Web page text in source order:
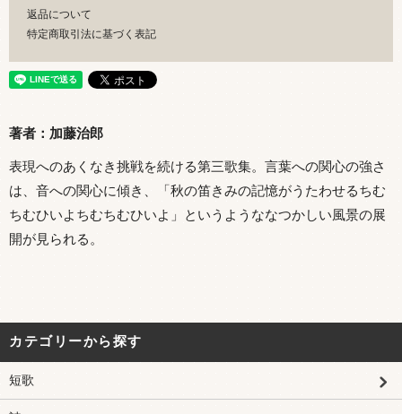
返品について
特定商取引法に基づく表記
著者：加藤治郎
表現へのあくなき挑戦を続ける第三歌集。言葉への関心の強さ
は、音への関心に傾き、「秋の笛きみの記憶がうたわせるちむ
ちむひいよちむちむひいよ」というようななつかしい風景の展
開が見られる。
カテゴリーから探す
短歌